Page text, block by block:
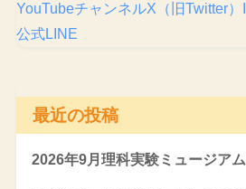
YouTubeチャンネルX（旧Twitter）
公式LINE
最近の投稿
2026年9月理科実験ミュージアム